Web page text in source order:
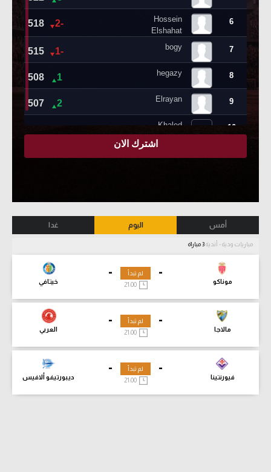
أمس اليوم غدا
مباريات ودية - أندية
-
موناكو
-
خيتافي
لم تبدأ
21:00
-
مالاجا
-
العربي
لم تبدأ
21:00
-
فيورنتينا
-
ديبورتيفو ألافيس
لم تبدأ
21:00